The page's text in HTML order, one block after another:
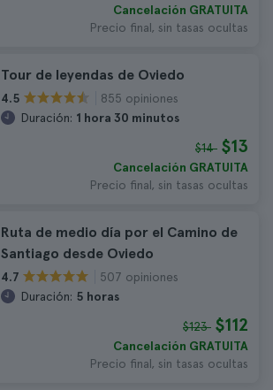
Cancelación GRATUITA
Precio final, sin tasas ocultas
Tour de leyendas de Oviedo
4.5
855 opiniones
Duración: 1 hora 30 minutos
$14 $13
Cancelación GRATUITA
Precio final, sin tasas ocultas
Ruta de medio día por el Camino de
Santiago desde Oviedo
4.7
507 opiniones
Duración: 5 horas
$123 $112
Cancelación GRATUITA
Precio final, sin tasas ocultas